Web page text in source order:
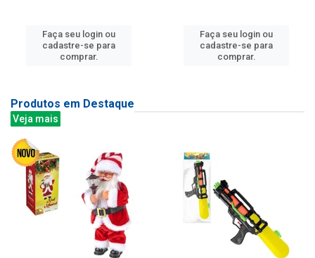
Faça seu login ou
cadastre-se para
comprar.
Faça seu login ou
cadastre-se para
comprar.
Produtos em Destaque
Veja mais